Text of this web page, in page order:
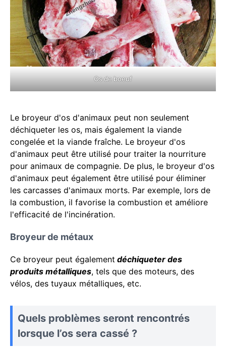
Os de boeuf
Le broyeur d'os d'animaux peut non seulement
déchiqueter les os, mais également la viande
congelée et la viande fraîche. Le broyeur d'os
d'animaux peut être utilisé pour traiter la nourriture
pour animaux de compagnie. De plus, le broyeur d'os
d'animaux peut également être utilisé pour éliminer
les carcasses d'animaux morts. Par exemple, lors de
la combustion, il favorise la combustion et améliore
l'efficacité de l'incinération.
Broyeur de métaux
Ce broyeur peut également déchiqueter des
produits métalliques, tels que des moteurs, des
vélos, des tuyaux métalliques, etc.
Quels problèmes seront rencontrés
lorsque l’os sera cassé ?